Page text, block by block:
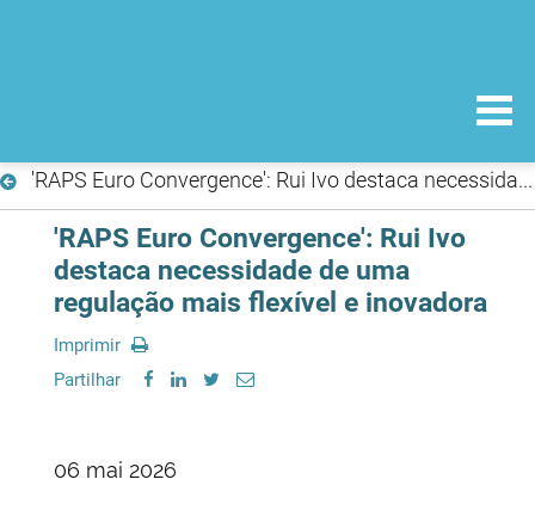
'RAPS Euro Convergence': Rui Ivo destaca necessidade de uma regulação mais flexível e inovadora
'RAPS Euro Convergence': Rui Ivo
destaca necessidade de uma
regulação mais flexível e inovadora
Imprimir
Partilhar
06 mai 2026